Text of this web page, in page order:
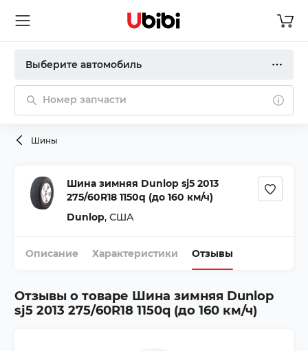
Выберите автомобиль
Номер запчасти
Шины
Шина зимняя Dunlop sj5 2013
275/60R18 1150q (до 160 км/ч)
Dunlop, США
Описание Характеристики Отзывы
Отзывы о товаре Шина зимняя Dunlop
sj5 2013 275/60R18 1150q (до 160 км/ч)